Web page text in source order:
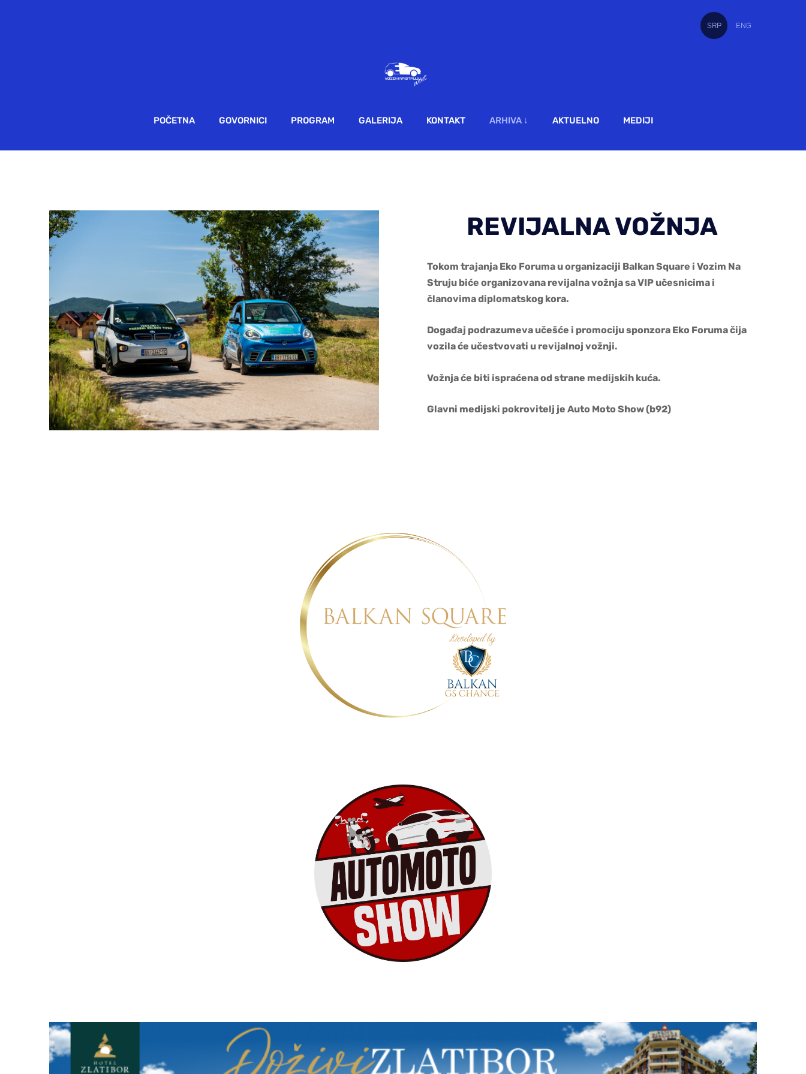
POČETNA GOVORNICI PROGRAM GALERIJA KONTAKT ARHIVA ↓ AKTUELNO MEDIJI
SRP ENG
REVIJALNA VOŽNJA
Tokom trajanja Eko Foruma u organizaciji Balkan Square i Vozim Na
Struju biće organizovana revijalna vožnja sa VIP učesnicima i
članovima diplomatskog kora.
Događaj podrazumeva učešće i promociju sponzora Eko Foruma čija
vozila će učestvovati u revijalnoj vožnji.
Vožnja će biti ispraćena od strane medijskih kuća.
Glavni medijski pokrovitelj je Auto Moto Show (b92)